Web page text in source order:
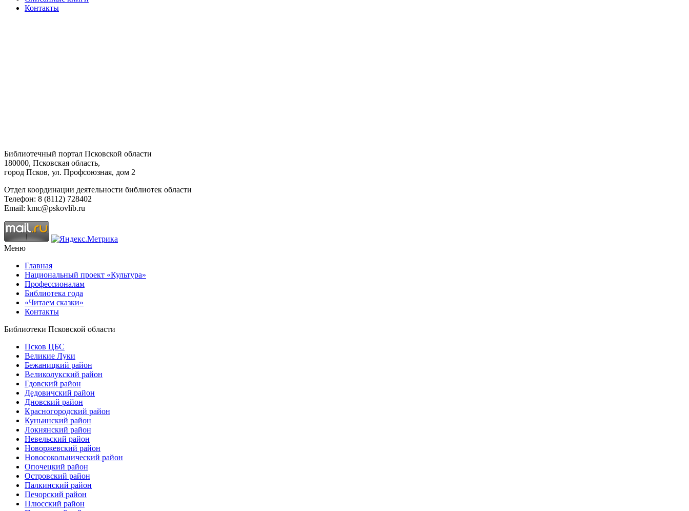
Контакты
Библиотечный портал Псковской области
180000, Псковская область,
город Псков, ул. Профсоюзная, дом 2
Отдел координации деятельности библиотек области
Телефон: 8 (8112) 728402
Email: kmc@pskovlib.ru
Меню
Главная
Национальный проект «Культура»
Профессионалам
Библиотека года
«Читаем сказки»
Контакты
Библиотеки Псковской области
Псков ЦБС
Великие Луки
Бежаницкий район
Великолукский район
Гдовский район
Дедовичский район
Дновский район
Красногородский район
Куньинский район
Локнянский район
Невельский район
Новоржевский район
Новосокольнический район
Опочецкий район
Островский район
Палкинский район
Печорский район
Плюсский район